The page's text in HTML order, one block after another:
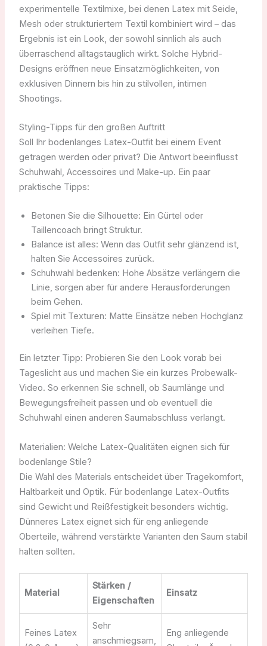
experimentelle Textilmixe, bei denen Latex mit Seide,
Mesh oder strukturiertem Textil kombiniert wird – das
Ergebnis ist ein Look, der sowohl sinnlich als auch
überraschend alltagstauglich wirkt. Solche Hybrid-
Designs eröffnen neue Einsatzmöglichkeiten, von
exklusiven Dinnern bis hin zu stilvollen, intimen
Shootings.
Styling-Tipps für den großen Auftritt
Soll Ihr bodenlanges Latex-Outfit bei einem Event
getragen werden oder privat? Die Antwort beeinflusst
Schuhwahl, Accessoires und Make-up. Ein paar
praktische Tipps:
Betonen Sie die Silhouette: Ein Gürtel oder
Taillencoach bringt Struktur.
Balance ist alles: Wenn das Outfit sehr glänzend ist,
halten Sie Accessoires zurück.
Schuhwahl bedenken: Hohe Absätze verlängern die
Linie, sorgen aber für andere Herausforderungen
beim Gehen.
Spiel mit Texturen: Matte Einsätze neben Hochglanz
verleihen Tiefe.
Ein letzter Tipp: Probieren Sie den Look vorab bei
Tageslicht aus und machen Sie ein kurzes Probewalk-
Video. So erkennen Sie schnell, ob Saumlänge und
Bewegungsfreiheit passen und ob eventuell die
Schuhwahl einen anderen Saumabschluss verlangt.
Materialien: Welche Latex-Qualitäten eignen sich für
bodenlange Stile?
Die Wahl des Materials entscheidet über Tragekomfort,
Haltbarkeit und Optik. Für bodenlange Latex-Outfits
sind Gewicht und Reißfestigkeit besonders wichtig.
Dünneres Latex eignet sich für eng anliegende
Oberteile, während verstärkte Varianten den Saum stabil
halten sollten.
Material
Stärken /
Eigenschaften
Einsatz
Feines Latex
Sehr
anschmiegsam,
Eng anliegende